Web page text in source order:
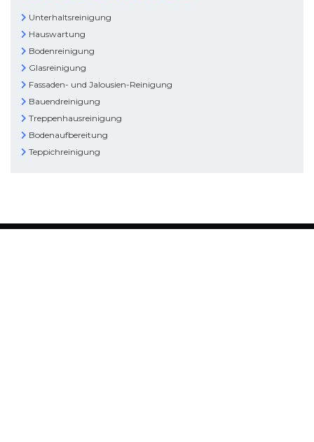
Unterhaltsreinigung
Hauswartung
Bodenreinigung
Glasreinigung
Fassaden- und Jalousien-Reinigung
Bauendreinigung
Treppenhausreinigung
Bodenaufbereitung
Teppichreinigung